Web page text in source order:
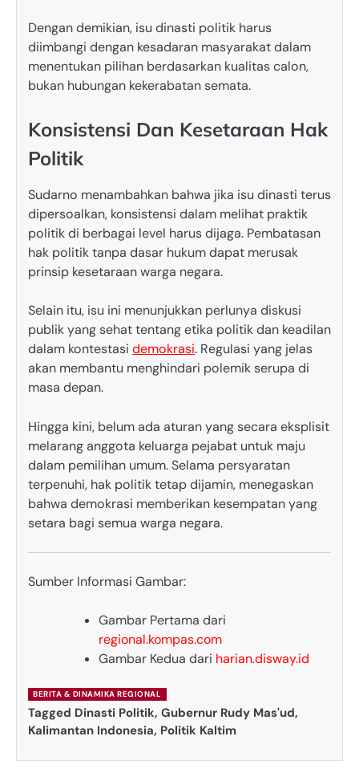
Dengan demikian, isu dinasti politik harus
diimbangi dengan kesadaran masyarakat dalam
menentukan pilihan berdasarkan kualitas calon,
bukan hubungan kekerabatan semata.
Konsistensi Dan Kesetaraan Hak
Politik
Sudarno menambahkan bahwa jika isu dinasti terus
dipersoalkan, konsistensi dalam melihat praktik
politik di berbagai level harus dijaga. Pembatasan
hak politik tanpa dasar hukum dapat merusak
prinsip kesetaraan warga negara.
Selain itu, isu ini menunjukkan perlunya diskusi
publik yang sehat tentang etika politik dan keadilan
dalam kontestasi demokrasi. Regulasi yang jelas
akan membantu menghindari polemik serupa di
masa depan.
Hingga kini, belum ada aturan yang secara eksplisit
melarang anggota keluarga pejabat untuk maju
dalam pemilihan umum. Selama persyaratan
terpenuhi, hak politik tetap dijamin, menegaskan
bahwa demokrasi memberikan kesempatan yang
setara bagi semua warga negara.
Sumber Informasi Gambar:
Gambar Pertama dari
regional.kompas.com
Gambar Kedua dari harian.disway.id
BERITA & DINAMIKA REGIONAL
Tagged Dinasti Politik, Gubernur Rudy Mas'ud,
Kalimantan Indonesia, Politik Kaltim